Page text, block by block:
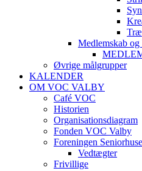
Træ
Medlemskab og
Øvrige målgrupper
KALENDER
OM VOC VALBY
Café VOC
Historien
Organisationsdiagram
Fonden VOC Valby
Foreningen
Vedtægter
Frivillige